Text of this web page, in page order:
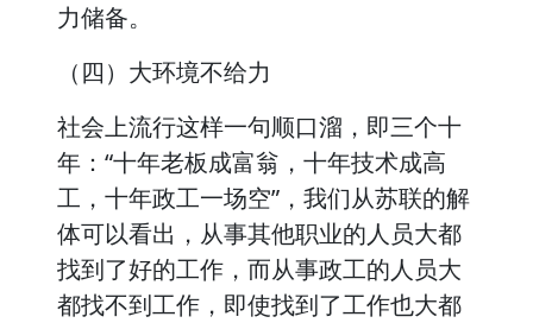
力储备。
（四）大环境不给力
社会上流行这样一句顺口溜，即三个十
年：“十年老板成富翁，十年技术成高
工，十年政工一场空”，我们从苏联的解
体可以看出，从事其他职业的人员大都
找到了好的工作，而从事政工的人员大
都找不到工作，即使找到了工作也大都